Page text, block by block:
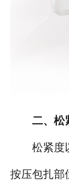
二、松
松紧度以
按压包扎部